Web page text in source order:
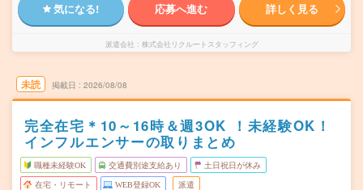
気になる! 応募へ進む 詳しく見る
派遣会社 株式会社リクルートスタッフィング
未読 掲載日 2026/08/08
完全在宅＊10～16時＆週3OK ！未経験OK！
インフルエンサーの取りまとめ
職種未経験OK 交通費別途支給あり 土日祝日が休み
在宅・リモート WEB登録OK 派遣